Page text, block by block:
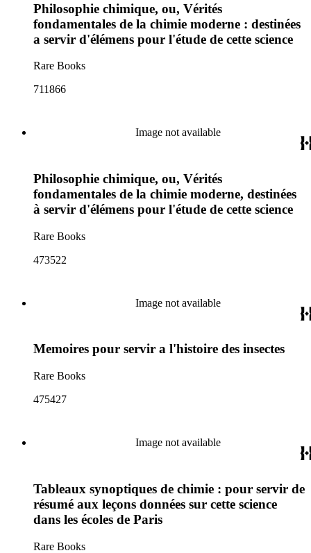
Philosophie chimique, ou, Vérités
fondamentales de la chimie moderne : destinées
a servir d'élémens pour l'étude de cette science
Rare Books
711866
Image not available
Philosophie chimique, ou, Vérités
fondamentales de la chimie moderne, destinées
à servir d'élémens pour l'étude de cette science
Rare Books
473522
Image not available
Memoires pour servir a l'histoire des insectes
Rare Books
475427
Image not available
Tableaux synoptiques de chimie : pour servir de
résumé aux leçons données sur cette science
dans les écoles de Paris
Rare Books